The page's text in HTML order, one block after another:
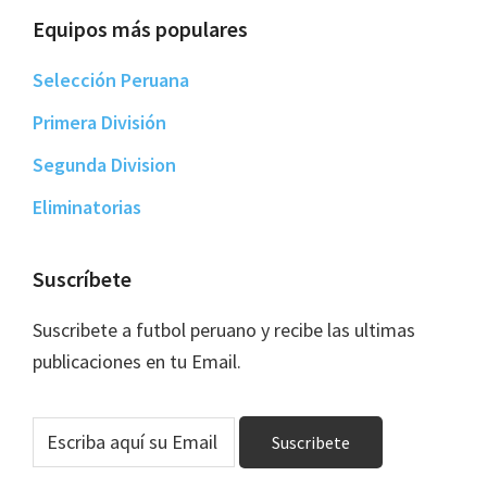
Equipos más populares
Selección Peruana
Primera División
Segunda Division
Eliminatorias
Suscríbete
Suscribete a futbol peruano y recibe las ultimas
publicaciones en tu Email.